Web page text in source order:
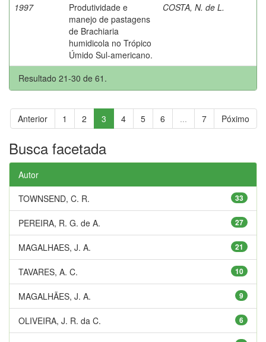
1997
Produtividade e
manejo de pastagens
de Brachiaria
humidicola no Trópico
Úmido Sul-americano.
COSTA, N. de L.
Resultado 21-30 de 61.
Anterior 1 2 3 4 5 6 ... 7 Póximo
Busca facetada
Autor
33
TOWNSEND, C. R.
27
PEREIRA, R. G. de A.
21
MAGALHAES, J. A.
10
TAVARES, A. C.
9
MAGALHÃES, J. A.
6
OLIVEIRA, J. R. da C.